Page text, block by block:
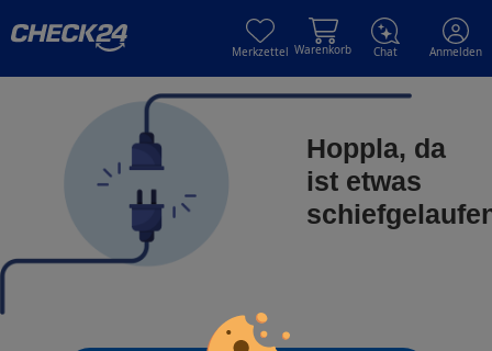
Merkzettel Warenkorb Chat Anmelden
Hoppla, da
ist etwas